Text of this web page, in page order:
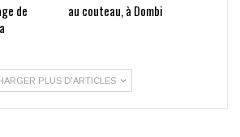
de
au couteau, à Dombi
PLUS D'ARTICLES